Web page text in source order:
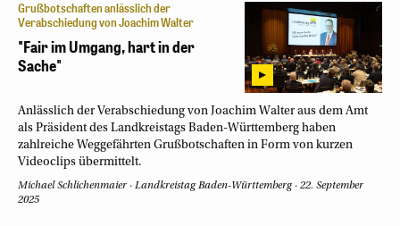
Grußbotschaften anlässlich der
Verabschiedung von Joachim Walter
"Fair im Umgang, hart in der
Sache"
Anlässlich der Verabschiedung von Joachim Walter aus dem Amt
als Präsident des Landkreistags Baden-Württemberg haben
zahlreiche Weggefährten Grußbotschaften in Form von kurzen
Videoclips übermittelt.
Michael Schlichenmaier · Landkreistag Baden-Württemberg · 22. September
2025